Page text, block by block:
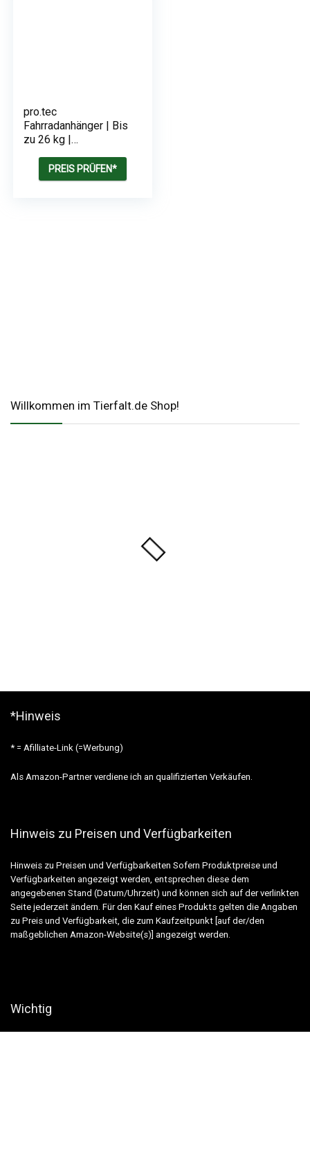
pro.tec
Fahrradanhänger | Bis
zu 26 kg |
PREIS PRÜFEN*
Willkommen im Tierfalt.de Shop!
*Hinweis
* = Afilliate-Link (=Werbung)
Als Amazon-Partner verdiene ich an qualifizierten Verkäufen.
Hinweis zu Preisen und Verfügbarkeiten
Hinweis zu Preisen und Verfügbarkeiten Sofern Produktpreise und
Verfügbarkeiten angezeigt werden, entsprechen diese dem
angegebenen Stand (Datum/Uhrzeit) und können sich auf der verlinkten
Seite jederzeit ändern. Für den Kauf eines Produkts gelten die Angaben
zu Preis und Verfügbarkeit, die zum Kaufzeitpunkt [auf der/den
maßgeblichen Amazon-Website(s)] angezeigt werden.
Wichtig